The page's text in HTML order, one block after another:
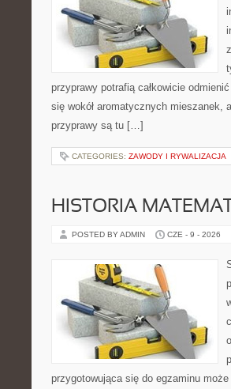
przyprawy potrafią całkowicie
się wokół aromatycznych mieszanek,
przyprawy są tu […]
CATEGORIES: ZAWODY I RYWALIZACJA
HISTORIA
POSTED BY ADMIN CZE - 9 - 2026
przygotowująca się do egzaminu